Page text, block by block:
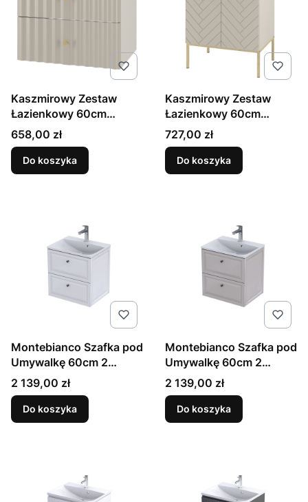
Kaszmirowy Zestaw
Łazienkowy 60cm
Szafka z Blatem
Ryflowane Fronty Aqua
Cena
658,00 zł
Do koszyka
Kaszmirowy Zestaw
Łazienkowy 60cm
Szafka z Blatem Złoty
Stelaż Aspen
Cena
727,00 zł
Do koszyka
Montebianco Szafka pod
Umywalkę 60cm 2
Szuflady Biały Mat
Cena
2 139,00 zł
Do koszyka
Montebianco Szafka pod
Umywalkę 60cm 2
Szuflady Piaskowy Mat
Cena
2 139,00 zł
Do koszyka